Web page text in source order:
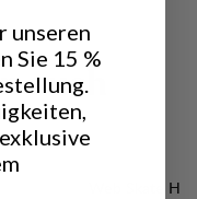
n auch
Web Skate
unseren
Sie 15 %